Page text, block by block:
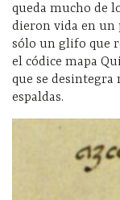
queda mucho de
dieron vida en un
sólo un glifo que
el códice mapa
que se desintegra
espaldas.